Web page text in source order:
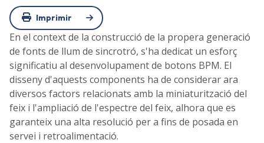
Imprimir
En el context de la construcció de la propera generació
de fonts de llum de sincrotró, s'ha dedicat un esforç
significatiu al desenvolupament de botons BPM. El
disseny d'aquests components ha de considerar ara
diversos factors relacionats amb la miniaturització del
feix i l'ampliació de l'espectre del feix, alhora que es
garanteix una alta resolució per a fins de posada en
servei i retroalimentació.